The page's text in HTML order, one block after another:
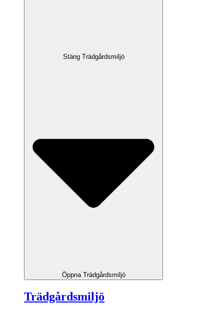
Stäng Trädgårdsmiljö
Öppna Trädgårdsmiljö
Trädgårdsmiljö